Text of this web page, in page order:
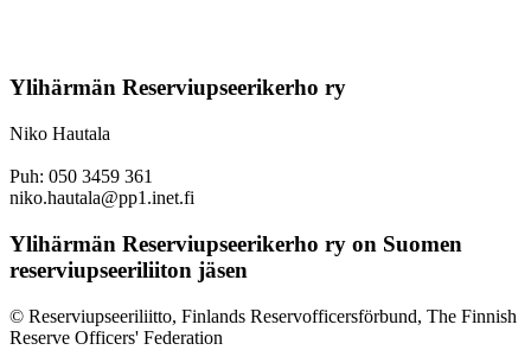
Ylihärmän Reserviupseerikerho ry
Niko Hautala
Puh: 050 3459 361
niko.hautala@pp1.inet.fi
Ylihärmän Reserviupseerikerho ry on Suomen
reserviupseeriliiton jäsen
© Reserviupseeriliitto, Finlands Reservofficersförbund, The Finnish
Reserve Officers' Federation